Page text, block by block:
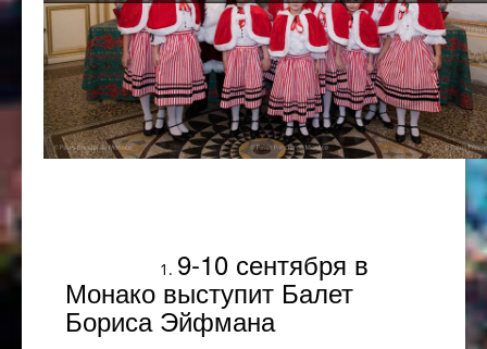
9-10 сентября в
Монако выступит Балет
Бориса Эйфмана